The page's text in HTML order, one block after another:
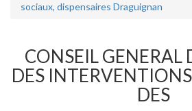
sociaux, dispensaires Draguignan
CONSEIL GENERAL
DES
DES